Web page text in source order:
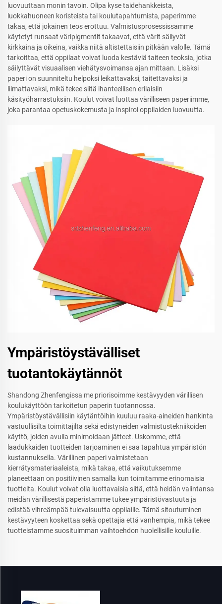
luovuuttaan monin tavoin. Olipa kyse taidehankkeista,
luokkahuoneen koristeista tai koulutapahtumista, paperimme
takaa, että jokainen teos erottuu. Valmistusprosessissamme
käytetyt runsaat väripigmentit takaavat, että värit säilyvät
kirkkaina ja oikeina, vaikka niitä altistettaisiin pitkään valolle. Tämä
tarkoittaa, että oppilaat voivat luoda kestäviä taiteen teoksia, jotka
säilyttävät visuaalisen viehätysvoimansa ajan mittaan. Lisäksi
paperi on suunniteltu helpoksi leikattavaksi, taitettavaksi ja
liimattavaksi, mikä tekee siitä ihanteellisen erilaisiin
käsityöharrastuksiin. Koulut voivat luottaa värilliseen paperiimme,
joka parantaa opetuskokemusta ja inspiroi oppilaiden luovuutta.
Ympäristöystävälliset
tuotantokäytännöt
Shandong Zhenfengissa me priorisoimme kestävyyden värillisen
koulukäyttöön tarkoitetun paperin tuotannossa.
Ympäristöystävällisiin käytäntöihin kuuluu raaka-aineiden hankinta
vastuullisilta toimittajilta sekä edistyneiden valmistustekniikoiden
käyttö, joiden avulla minimoidaan jätteet. Uskomme, että
laadukkaiden tuotteiden tarjoaminen ei saa tapahtua ympäristön
kustannuksella. Värillinen paperi valmistetaan
kierrätysmateriaaleista, mikä takaa, että vaikutuksemme
planeettaan on positiivinen samalla kun toimitamme erinomaisia
tuotteita. Koulut voivat olla luottavaisia siitä, että heidän valintansa
meidän värillisestä paperistamme tukee ympäristövastuuta ja
edistää vihreämpää tulevaisuutta oppilaille. Tämä sitoutuminen
kestävyyteen koskettaa sekä opettajia että vanhempia, mikä tekee
tuotteistamme suosituimman vaihtoehdon huolellisille kouluille.